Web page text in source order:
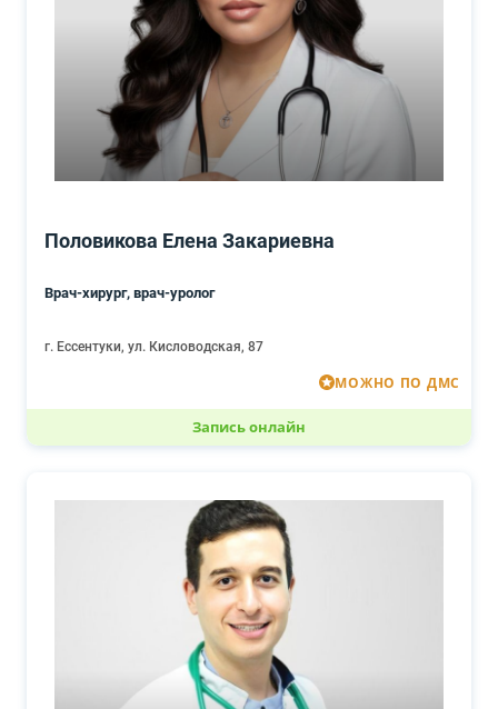
Половикова Елена Закариевна
Врач-хирург, врач-уролог
г. Ессентуки, ул. Кисловодская, 87
МОЖНО ПО ДМС
Запись онлайн